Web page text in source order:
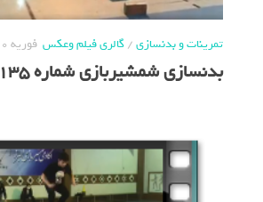
تمرینات و بدنسازی/گالری فیلم وعکس فوریه 10, 2022
بدنسازی شمشیربازی شماره 135